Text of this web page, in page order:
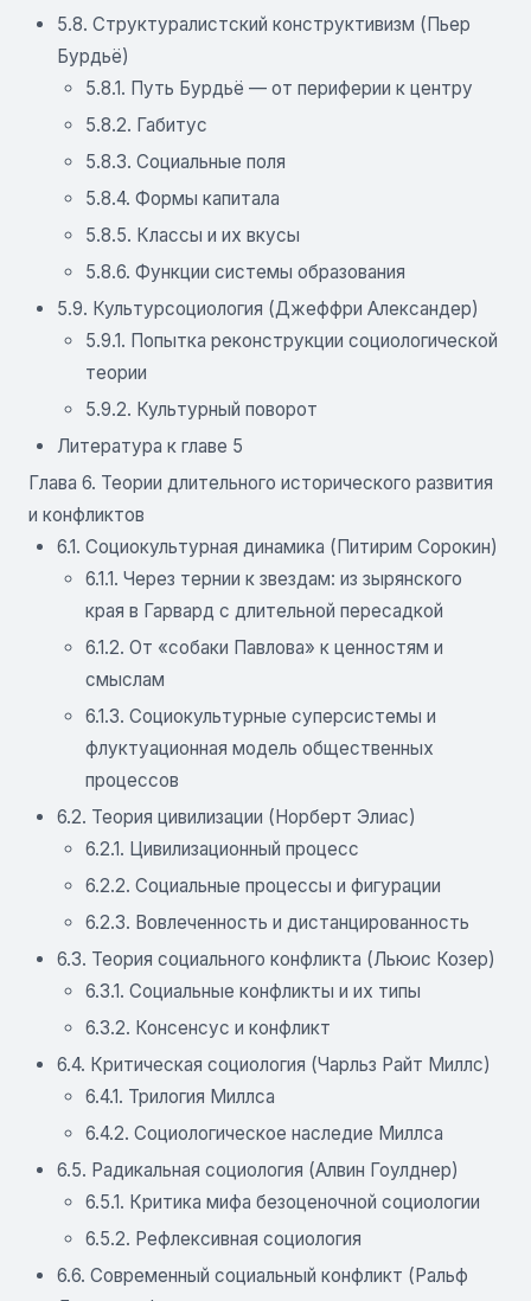
5.8. Структуралистский конструктивизм (Пьер
Бурдьё)
5.8.1. Путь Бурдьё — от периферии к центру
5.8.2. Габитус
5.8.3. Социальные поля
5.8.4. Формы капитала
5.8.5. Классы и их вкусы
5.8.6. Функции системы образования
5.9. Культурсоциология (Джеффри Александер)
5.9.1. Попытка реконструкции социологической
теории
5.9.2. Культурный поворот
Литература к главе 5
Глава 6. Теории длительного исторического развития
и конфликтов
6.1. Социокультурная динамика (Питирим Сорокин)
6.1.1. Через тернии к звездам: из зырянского
края в Гарвард с длительной пересадкой
6.1.2. От «собаки Павлова» к ценностям и
смыслам
6.1.3. Социокультурные суперсистемы и
флуктуационная модель общественных
процессов
6.2. Теория цивилизации (Норберт Элиас)
6.2.1. Цивилизационный процесс
6.2.2. Социальные процессы и фигурации
6.2.3. Вовлеченность и дистанцированность
6.3. Теория социального конфликта (Льюис Козер)
6.3.1. Социальные конфликты и их типы
6.3.2. Консенсус и конфликт
6.4. Критическая социология (Чарльз Райт Миллс)
6.4.1. Трилогия Миллса
6.4.2. Социологическое наследие Миллса
6.5. Pадикальная социология (Алвин Гоулднер)
6.5.1. Критика мифа безоценочной социологии
6.5.2. Рефлексивная социология
6.6. Современный социальный конфликт (Ральф